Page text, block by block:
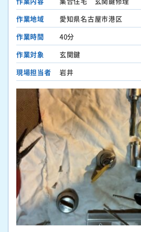
作業地域
愛知県名古屋市港区
作業時間
40分
作業対象
玄関鍵
現場担当者
岩井